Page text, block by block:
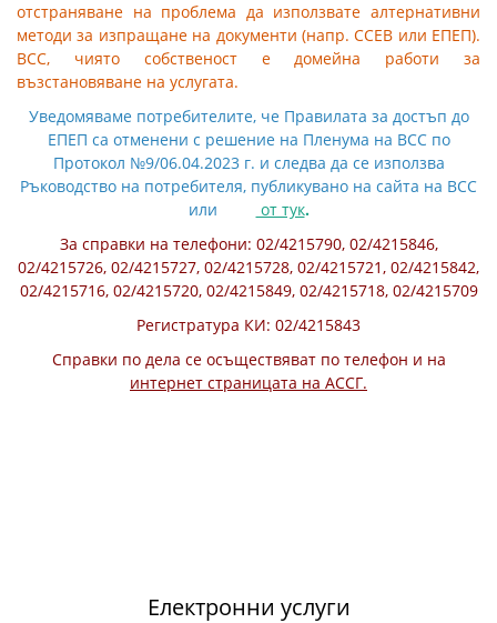
отстраняване на проблема да използвате алтернативни
методи за изпращане на документи (напр. ССЕВ или ЕПЕП).
ВСС, чиято собственост е домейна работи за
възстановяване на услугата.
Уведомяваме потребителите, че Правилата за достъп до
ЕПЕП са отменени с решение на Пленума на ВСС по
Протокол №9/06.04.2023 г. и следва да се използва
Ръководство на потребителя, публикувано на сайта на ВСС
или
от тук.
За справки на телефони: 02/4215790, 02/4215846,
02/4215726, 02/4215727, 02/4215728, 02/4215721, 02/4215842,
02/4215716, 02/4215720, 02/4215849, 02/4215718, 02/4215709
Регистратура КИ: 02/4215843
Справки по дела се осъществяват по телефон и на
интернет страницата на АССГ.
Електронни услуги